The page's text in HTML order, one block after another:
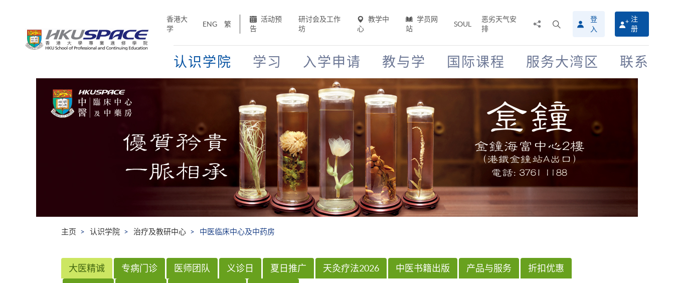
香港大
学
ENG 繁
活动预
告
研讨会及工作
坊
教学中
心
学员网
站
SOUL
恶劣天气安
排
搜
寻
介
面
登
入
注
册
认识学院 学习 入学申请 教与学 国际课程 服务大湾区 联系
主页 认识学院 治疗及教研中心 中医临床中心及中药房
大医精诚 专病门诊 医师团队 义诊日 夏日推广 天灸疗法2026 中医书籍出版 产品与服务
折扣优惠